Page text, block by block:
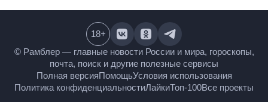
© Рамблер — главные новости России и мира,
гороскопы, почта, поиск и другие полезные сервисы
Полная версияПомощьУсловия использования
18+